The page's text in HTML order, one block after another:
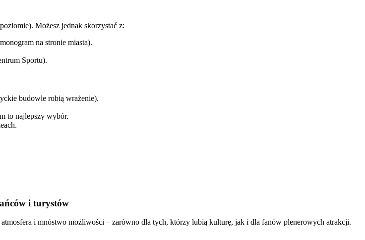
Możesz jednak skorzystać z:
na stronie miasta).
Sportu).
budowle robią wrażenie).
to najlepszy wybór.
i turystów
i mnóstwo możliwości – zarówno dla tych, którzy lubią kulturę, jak i dla fanów plenerowych atrakcji.